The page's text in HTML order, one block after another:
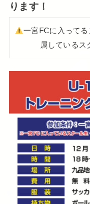
ります！
一宮FCに入って
属しているス